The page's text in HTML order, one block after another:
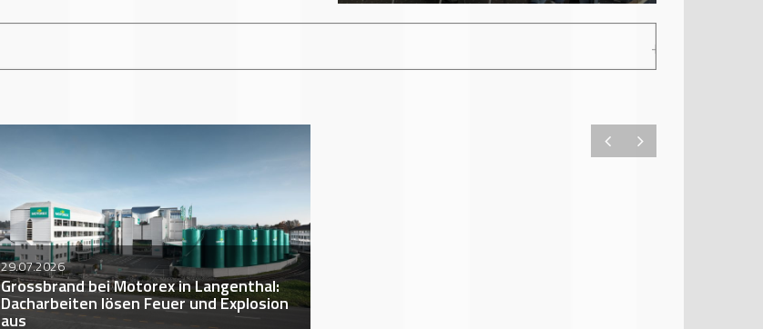
ACW DREAMCARS 2026: TRAUMAUTOS, EMOTIONEN UND 10
29.07.2026
Grossbrand bei Motorex in Langenthal:
Dacharbeiten lösen Feuer und Explosion
aus